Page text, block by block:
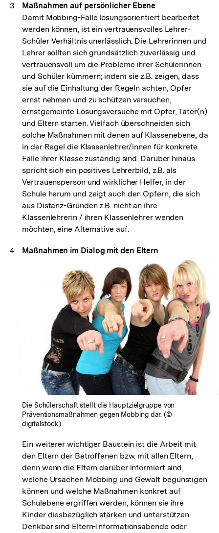
Maßnahmen auf persönlicher Ebene
Damit Mobbing-Fälle lösungsorientiert bearbeitet
werden können, ist ein vertrauensvolles Lehrer-
Schüler-Verhältnis unerlässlich. Die Lehrerinnen und
Lehrer sollten sich grundsätzlich zuverlässig und
vertrauensvoll um die Probleme ihrer Schülerinnen
und Schüler kümmern; indem sie z.B. zeigen, dass
sie auf die Einhaltung der Regeln achten, Opfer
ernst nehmen und zu schützen versuchen,
ernstgemeinte Lösungsversuche mit Opfer, Täter(n)
und Eltern starten. Vielfach überschneiden sich
solche Maßnahmen mit denen auf Klassenebene, da
in der Regel die Klassenlehrer/innen für konkrete
Fälle ihrer Klasse zuständig sind. Darüber hinaus
spricht sich ein positives Lehrerbild, z.B. als
Vertrauensperson und wirklicher Helfer, in der
Schule herum und zeigt auch den Opfern, die sich
aus Distanz-Gründen z.B. nicht an ihre
Klassenlehrerin / ihren Klassenlehrer wenden
möchten, eine Alternative auf.
Maßnahmen im Dialog mit den Eltern
In
Lightbox
öffnen
Die Schülerschaft stellt die Hauptzielgruppe von
Präventionsmaßnahmen gegen Mobbing dar. (©
digitalstock)
Ein weiterer wichtiger Baustein ist die Arbeit mit
den Eltern der Betroffenen bzw. mit allen Eltern,
denn wenn die Eltern darüber informiert sind,
welche Ursachen Mobbing und Gewalt begünstigen
können und welche Maßnahmen konkret auf
Schulebene ergriffen werden, können sie ihre
Kinder diesbezüglich stärken und unterstützen.
Denkbar sind Eltern-Informationsabende oder